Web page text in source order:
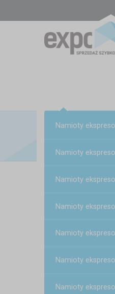
Namioty
Namioty
Namioty
Namioty
Namioty
Namioty
Namioty